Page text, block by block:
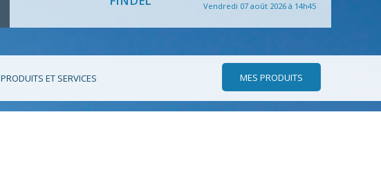
Vendredi 07 août 2026 à 14h45
PRODUITS ET SERVICES MES PRODUITS